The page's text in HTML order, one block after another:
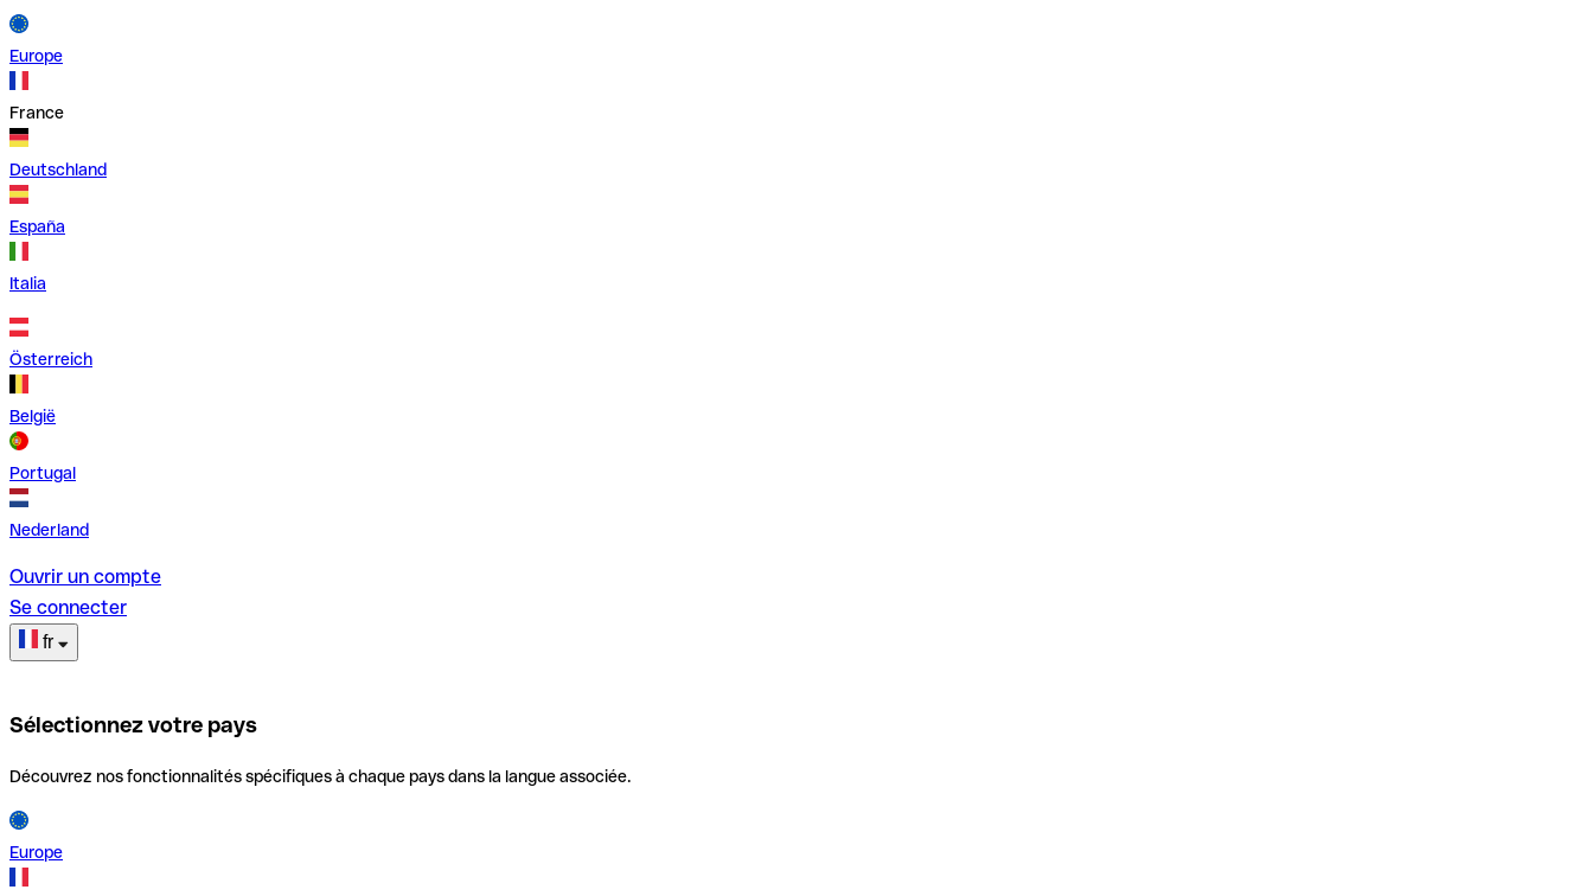
Europe
France
Deutschland
España
Italia
Österreich
België
Portugal
Nederland
Ouvrir un compte
Se connecter
fr
Sélectionnez votre pays
Découvrez nos fonctionnalités spécifiques à chaque pays dans la langue associée.
Europe